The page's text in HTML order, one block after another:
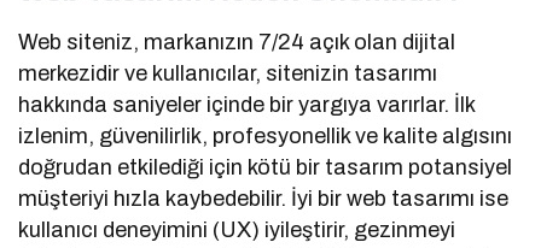
Web siteniz, markanızın 7/24 açık olan dijital
merkezidir ve kullanıcılar, sitenizin tasarımı
hakkında saniyeler içinde bir yargıya varırlar. İlk
izlenim, güvenilirlik, profesyonellik ve kalite algısını
doğrudan etkilediği için kötü bir tasarım potansiyel
müşteriyi hızla kaybedebilir. İyi bir web tasarımı ise
kullanıcı deneyimini (UX) iyileştirir, gezinmeyi